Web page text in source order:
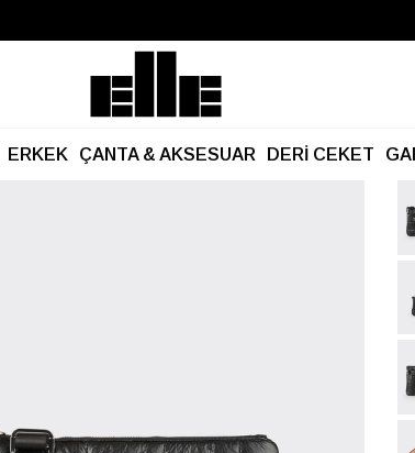
Kargo Ücretsiz!
ERKEK ÇANTA & AKSESUAR DERİ CEKET